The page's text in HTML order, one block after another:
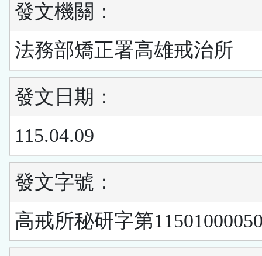
發文機關：
法務部矯正署高雄戒治所
發文日期：
115.04.09
發文字號：
高戒所秘研字第